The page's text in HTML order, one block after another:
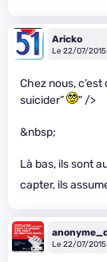
Aricko
Le 22/07/2015
Chez nous,
suicider”
" />
&nbsp;
Là bas, ils sont
capter, ils
Le 22/07/2015